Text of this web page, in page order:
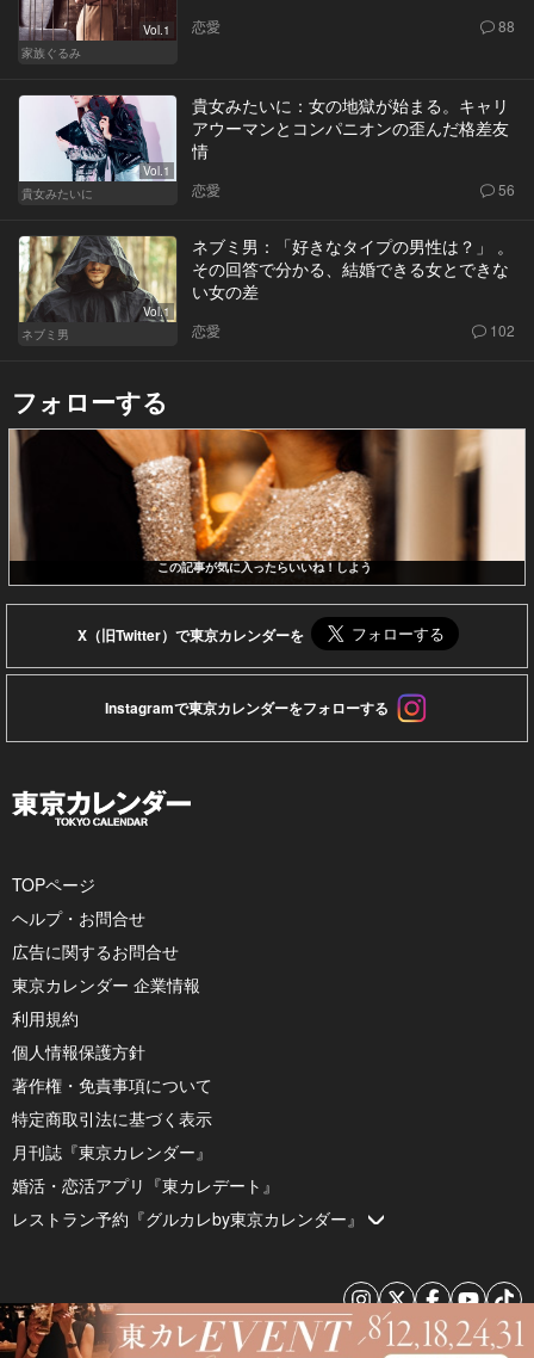
Vol.1
家族ぐるみ
恋愛 88
Vol.1
貴女みたいに
貴女みたいに：女の地獄が始まる。キャリ
アウーマンとコンパニオンの歪んだ格差友
情
恋愛 56
Vol.1
ネブミ男
ネブミ男：「好きなタイプの男性は？」 。
その回答で分かる、結婚できる女とできな
い女の差
恋愛 102
フォローする
この記事が気に入ったらいいね！しよう
X（旧Twitter）で東京カレンダーを
Instagramで東京カレンダーをフォローする
TOPページ
ヘルプ・お問合せ
広告に関するお問合せ
東京カレンダー 企業情報
利用規約
個人情報保護方針
著作権・免責事項について
特定商取引法に基づく表示
月刊誌『東京カレンダー』
婚活・恋活アプリ『東カレデート』
レストラン予約『グルカレby東京カレンダー』
© 2026 by Tokyo Calendar, Inc.